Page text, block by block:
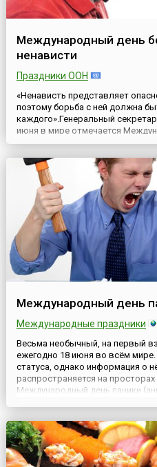
Международный день
ненависти
Праздники ООН
«Ненависть представляет
поэтому борьба с ней должна
каждого».Генеральный
июня в мире отмечается
языком ненависти (англ.
Организации Объединенных
напоминает нам о том, что слова
Международный день
Международные праздники
Весьма необычный, на первый
ежегодно 18 июня во всём
статуса, однако информация о
распространяется на
Международный день паники
празднуе...